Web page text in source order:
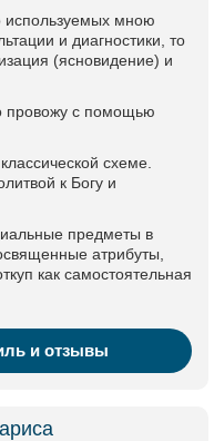
используемых мною
и диагностики, то
(ясновидение) и
провожу с помощью
схеме.
к Богу и
предметы в
атрибуты,
как самостоятельная
и отзывы